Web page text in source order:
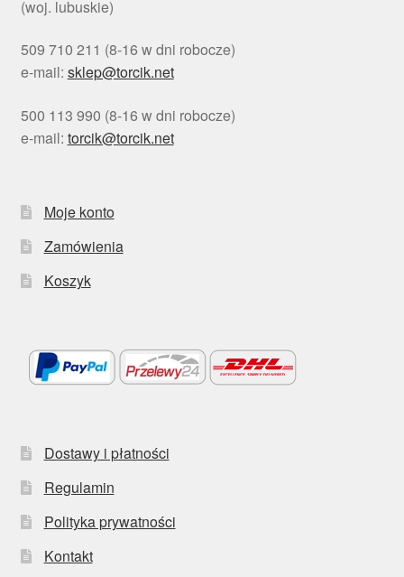
(woj. lubuskie)
509 710 211 (8-16 w dni robocze)
e-mail: sklep@torcik.net
500 113 990 (8-16 w dni robocze)
e-mail: torcik@torcik.net
Moje konto
Zamówienia
Koszyk
Dostawy i płatności
Regulamin
Polityka prywatności
Kontakt